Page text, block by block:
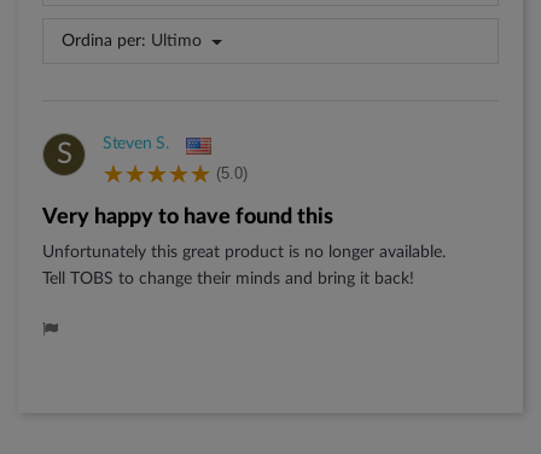
Ordina per: Ultimo
S Steven S.
(5.0)
Very happy to have found this
Unfortunately this great product is no longer available.
Tell TOBS to change their minds and bring it back!